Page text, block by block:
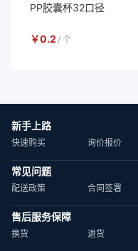
PP胶囊杯32口径
￥0.2 / 个
新手上路
快速购买 询价报价
常见问题
配送政策 合同签署
售后服务保障
换货 退货